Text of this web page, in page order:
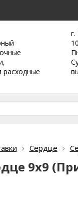
расходные
Сердце
9х9